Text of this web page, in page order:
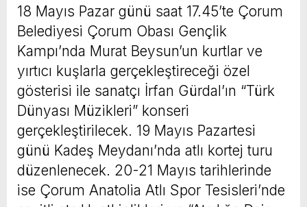
18 Mayıs Pazar günü saat 17.45’te Çorum
Belediyesi Çorum Obası Gençlik
Kampı’nda Murat Beysun’un kurtlar ve
yırtıcı kuşlarla gerçekleştireceği özel
gösterisi ile sanatçı İrfan Gürdal’ın “Türk
Dünyası Müzikleri” konseri
gerçekleştirilecek. 19 Mayıs Pazartesi
günü Kadeş Meydanı’nda atlı kortej turu
düzenlenecek. 20-21 Mayıs tarihlerinde
ise Çorum Anatolia Atlı Spor Tesisleri’nde